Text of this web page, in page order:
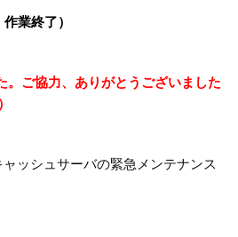
業終了）
。ご協力、ありがとうございました
ッシュサーバの緊急メンテナンス